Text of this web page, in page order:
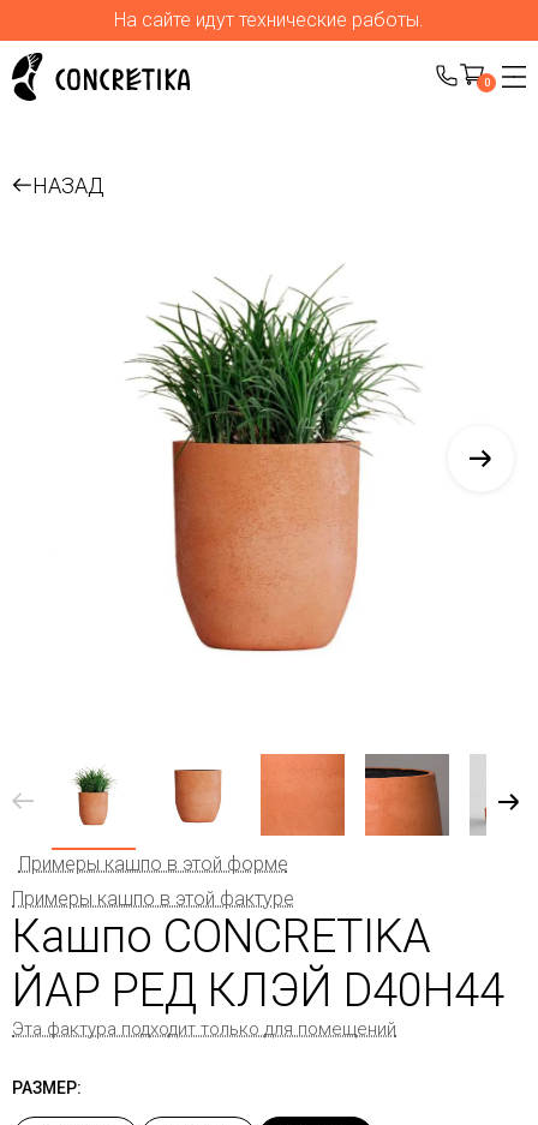
На сайте идут технические работы.
0
НАЗАД
Примеры кашпо в этой форме
Примеры кашпо в этой фактуре
Кашпо CONCRETIKA
ЙАР РЕД КЛЭЙ D40H44
Эта фактура подходит только для помещений
РАЗМЕР: